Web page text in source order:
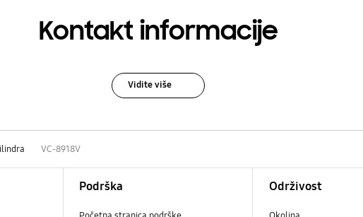
Kontakt informacije
Vidite više
VC-8918V
Podrška Održivost